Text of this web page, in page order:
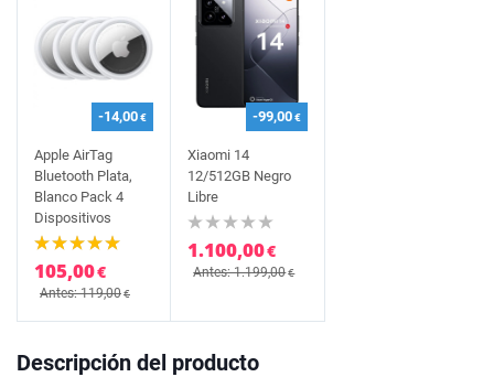
-14,00€
Apple AirTag
Bluetooth Plata,
Blanco Pack 4
Dispositivos
105,00€
Antes: 119,00€
-99,00€
Xiaomi 14
12/512GB Negro
Libre
1.100,00€
Antes: 1.199,00€
Descripción del producto